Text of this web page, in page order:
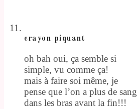
crayon piquant
oh bah oui, ça semble si
simple, vu comme ça!
mais à faire soi même, je
pense que l’on a plus de sang
dans les bras avant la fin!!!